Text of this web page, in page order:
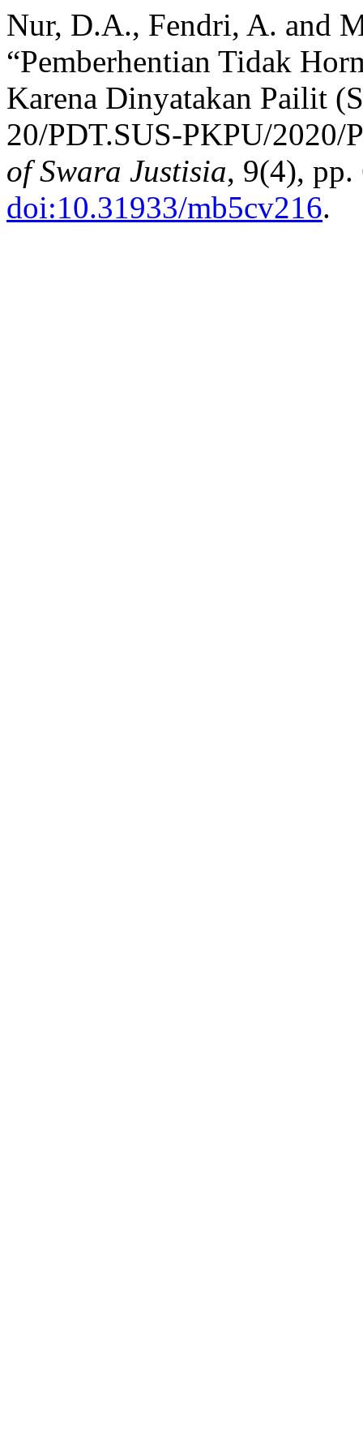
Nur, D.A., Fendri, A. and
“Pemberhentian Tidak
Karena Dinyatakan Pailit
20/PDT.SUS-PKPU/
of Swara Justisia, 9(4), pp.
doi:10.31933/mb5cv216.